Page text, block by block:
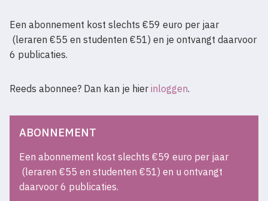
Een abonnement kost slechts €59 euro per jaar
(leraren €55 en studenten €51) en je ontvangt daarvoor
6 publicaties.
Reeds abonnee? Dan kan je hier inloggen.
ABONNEMENT
Een abonnement kost slechts €59 euro per jaar
(leraren €55 en studenten €51) en u ontvangt
daarvoor 6 publicaties.